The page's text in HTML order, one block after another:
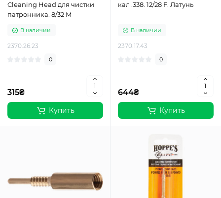
Cleaning Head для чистки
патронника. 8/32 М
В наличии
2370.26.23
0
315₴
Купить
кал .338. 12/28 F. Латунь
В наличии
2370.17.43
0
644₴
Купить